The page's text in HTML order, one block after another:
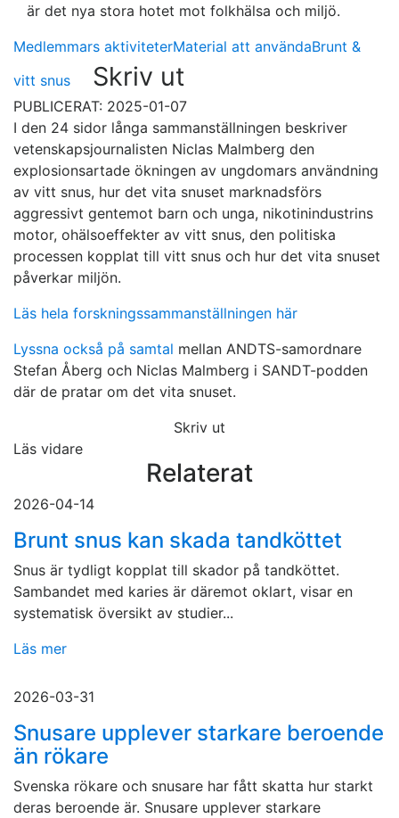
är det nya stora hotet mot folkhälsa och miljö.
Medlemmars aktiviteterMaterial att användaBrunt &
vitt snus
Skriv ut
PUBLICERAT: 2025-01-07
I den 24 sidor långa sammanställningen beskriver
vetenskapsjournalisten Niclas Malmberg den
explosionsartade ökningen av ungdomars användning
av vitt snus, hur det vita snuset marknadsförs
aggressivt gentemot barn och unga, nikotinindustrins
motor, ohälsoeffekter av vitt snus, den politiska
processen kopplat till vitt snus och hur det vita snuset
påverkar miljön.
Läs hela forskningssammanställningen här
Lyssna också på samtal mellan ANDTS-samordnare
Stefan Åberg och Niclas Malmberg i SANDT-podden
där de pratar om det vita snuset.
Skriv ut
Läs vidare
Relaterat
2026-04-14
Brunt snus kan skada tandköttet
Snus är tydligt kopplat till skador på tandköttet.
Sambandet med karies är däremot oklart, visar en
systematisk översikt av studier...
Läs mer
2026-03-31
Snusare upplever starkare beroende
än rökare
Svenska rökare och snusare har fått skatta hur starkt
deras beroende är. Snusare upplever starkare